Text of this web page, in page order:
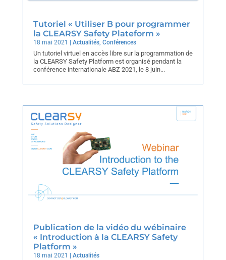
Tutoriel « Utiliser B pour programmer
la CLEARSY Safety Plateform »
18 mai 2021 | Actualités, Conférences
Un tutoriel virtuel en accès libre sur la programmation de
la CLEARSY Safety Platform est organisé pendant la
conférence internationale ABZ 2021, le 8 juin...
Publication de la vidéo du wébinaire
« Introduction à la CLEARSY Safety
Platform »
18 mai 2021 Actualités